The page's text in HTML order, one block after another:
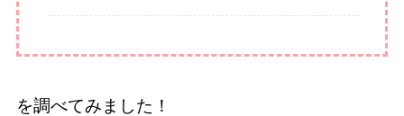
を調べてみました！